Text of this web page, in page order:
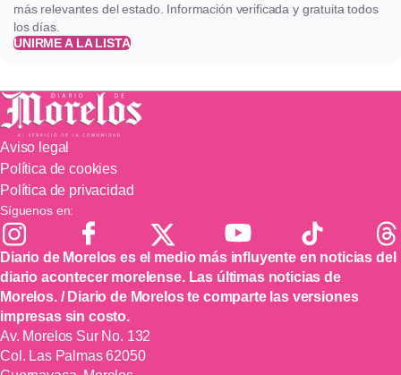
más relevantes del estado. Información verificada y gratuita todos
los días.
UNIRME A LA LISTA
Aviso legal
Política de cookies
Política de privacidad
Síguenos en:
Diario de Morelos es el medio más influyente en noticias del
diario acontecer morelense. Las últimas noticias de
Morelos. / Diario de Morelos te comparte las versiones
impresas sin costo.
Av. Morelos Sur No. 132
Col. Las Palmas 62050